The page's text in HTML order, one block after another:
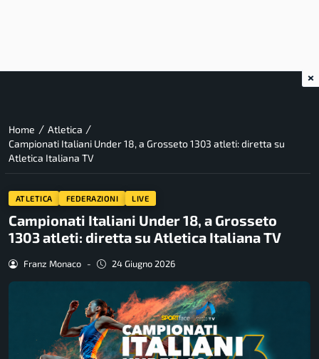
Home / Atletica /
Campionati Italiani Under 18, a Grosseto 1303 atleti: diretta su
Atletica Italiana TV
ATLETICA FEDERAZIONI LIVE
Campionati Italiani Under 18, a Grosseto
1303 atleti: diretta su Atletica Italiana TV
Franz Monaco - 24 Giugno 2026
×